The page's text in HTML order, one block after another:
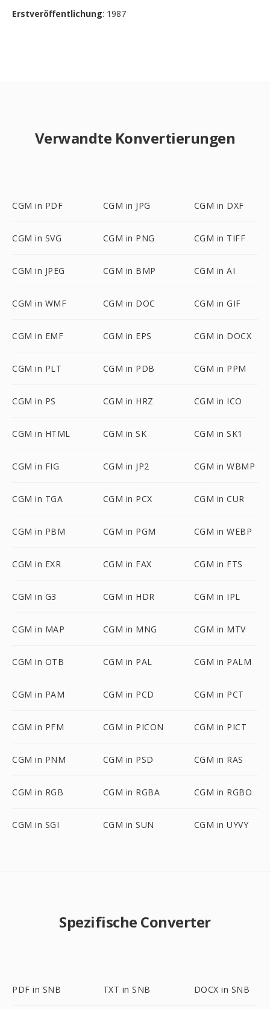
Erstveröffentlichung: 1987
Verwandte Konvertierungen
CGM in PDF CGM in JPG CGM in DXF
CGM in SVG CGM in PNG CGM in TIFF
CGM in JPEG CGM in BMP CGM in AI
CGM in WMF CGM in DOC CGM in GIF
CGM in EMF CGM in EPS CGM in DOCX
CGM in PLT CGM in PDB CGM in PPM
CGM in PS CGM in HRZ CGM in ICO
CGM in HTML CGM in SK CGM in SK1
CGM in FIG CGM in JP2 CGM in WBMP
CGM in TGA CGM in PCX CGM in CUR
CGM in PBM CGM in PGM CGM in WEBP
CGM in EXR CGM in FAX CGM in FTS
CGM in G3 CGM in HDR CGM in IPL
CGM in MAP CGM in MNG CGM in MTV
CGM in OTB CGM in PAL CGM in PALM
CGM in PAM CGM in PCD CGM in PCT
CGM in PFM CGM in PICON CGM in PICT
CGM in PNM CGM in PSD CGM in RAS
CGM in RGB CGM in RGBA CGM in RGBO
CGM in SGI CGM in SUN CGM in UYVY
Spezifische Converter
PDF in SNB TXT in SNB DOCX in SNB